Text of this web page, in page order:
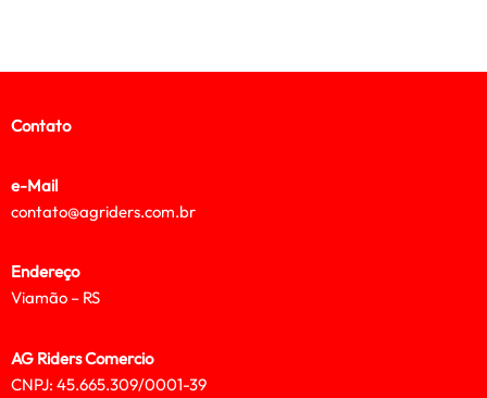
Contato
e-Mail
contato@agriders.com.br
Endereço
Viamão – RS
AG Riders Comercio
CNPJ: 45.665.309/0001-39